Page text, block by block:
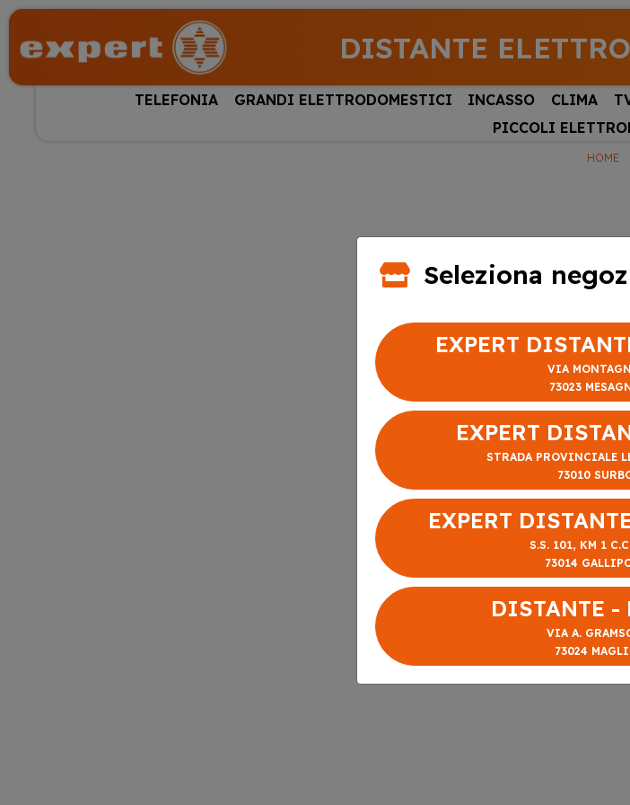
DISTANTE
TELEFONIA GRANDI ELETTRODOMESTICI INCASSO CLIMA
PICCOLI
HOME
Seleziona
EXPERT
VIA
73023
EXPERT
STRADA PROVINCIALE
73010
EXPERT
S.S. 101, KM 1
73014
DISTANTE -
VIA A.
73024